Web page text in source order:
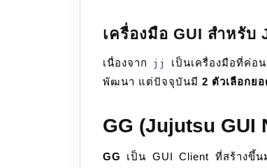
เครื่องมือ GUI สำหรับ
เนื่องจาก jj
เป็นเครื่องมือที่ค่อ
พัฒนา แต่ปัจจุบันมี 2 ตัวเลือกย
GG (Jujutsu GUI
GG
เป็น GUI Client ที่สร้างขึ้น